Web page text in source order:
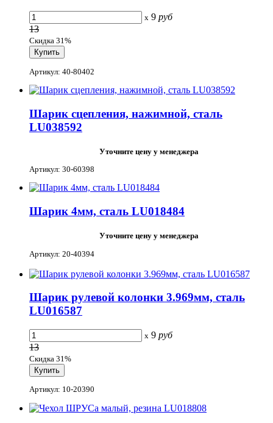
x 9 руб
13
Скидка 31%
Артикул: 40-80402
Шарик сцепления, нажимной, сталь
LU038592
Уточните цену у менеджера
Артикул: 30-60398
Шарик 4мм, сталь LU018484
Уточните цену у менеджера
Артикул: 20-40394
Шарик рулевой колонки 3.969мм, сталь
LU016587
x 9 руб
13
Скидка 31%
Артикул: 10-20390